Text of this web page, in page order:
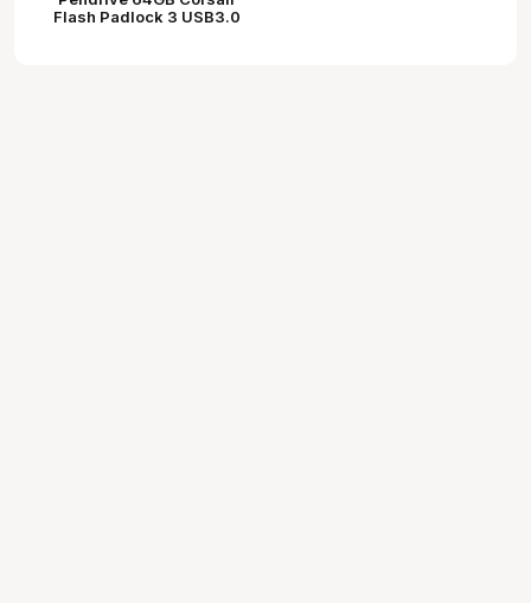
Flash Padlock 3 USB3.0